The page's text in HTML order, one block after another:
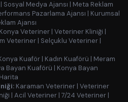
| Sosyal Medya Ajansı | Meta Reklam
Pazarlama Ajansı | Kurumsal
Ajansı
Konya Veteriner | Veteriner Kliniği |
Veteriner | Selçuklu Veteriner |
Kuaför | Kadın Kuaförü | Meram
Bayan Kuaförü | Konya Bayan
Karaman Veteriner | Veteriner
| Acil Veteriner | 7/24 Veteriner |